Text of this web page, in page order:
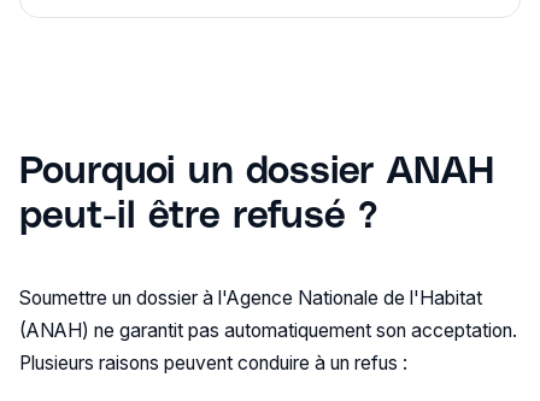
Pourquoi un dossier ANAH
peut-il être refusé ?
Soumettre un dossier à l'Agence Nationale de l'Habitat
(ANAH) ne garantit pas automatiquement son acceptation.
Plusieurs raisons peuvent conduire à un refus :